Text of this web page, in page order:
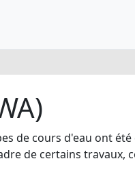
de cours d'eau ont
de certains travaux,